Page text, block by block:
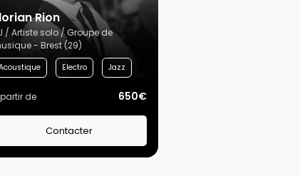
Rion
/ Artiste solo / Groupe de
- Brest (29)
Electro Jazz
de 650€
Contacter